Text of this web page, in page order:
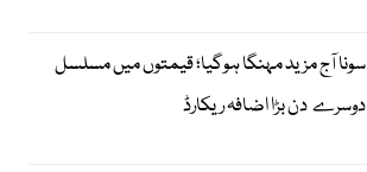
سونا آج مزید مہنگا ہوگیا؛ قیمتوں میں مسلسل
دوسرے دن بڑا اضافہ ریکارڈ